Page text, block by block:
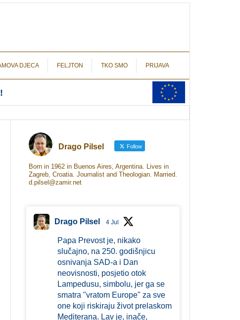
DJECA FELJTON TKO SMO PRIJAVA
Drago Pilsel Follow
Born in 1962 in Buenos Aires, Argentina. Lives in
Zagreb, Croatia. Journalist and Theologian. Married.
d.pilsel@zamir.net
Drago Pilsel 4 Jul
Papa Prevost je, nikako
slučajno, na 250. godišnjicu
osnivanja SAD-a i Dan
neovisnosti, posjetio otok
Lampedusu, simbolu, jer ga se
smatra "vratom Europe" za sve
one koji riskiraju život prelaskom
Mediterana. Lav je, inače,